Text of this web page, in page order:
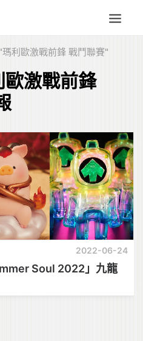
利歐激戰前鋒 戰鬥聯賽"
歐激戰前鋒
2022-06-24
Soul 2022」九龍